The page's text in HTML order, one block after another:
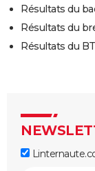
Résultats du
Résultats du
Résultats du